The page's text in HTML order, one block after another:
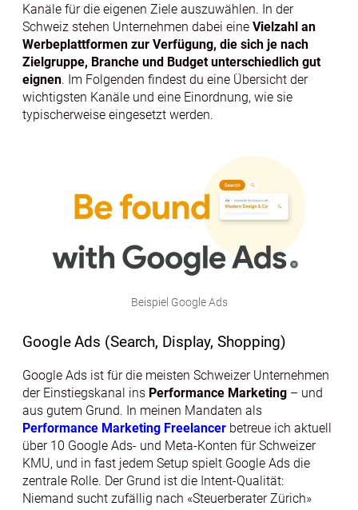
Kanäle für die eigenen Ziele auszuwählen. In der
Schweiz stehen Unternehmen dabei eine Vielzahl an
Werbeplattformen zur Verfügung, die sich je nach
Zielgruppe, Branche und Budget unterschiedlich gut
eignen. Im Folgenden findest du eine Übersicht der
wichtigsten Kanäle und eine Einordnung, wie sie
typischerweise eingesetzt werden.
Beispiel Google Ads
Google Ads (Search, Display, Shopping)
Google Ads ist für die meisten Schweizer Unternehmen
der Einstiegskanal ins Performance Marketing – und
aus gutem Grund. In meinen Mandaten als
Performance Marketing Freelancer betreue ich aktuell
über 10 Google Ads- und Meta-Konten für Schweizer
KMU, und in fast jedem Setup spielt Google Ads die
zentrale Rolle. Der Grund ist die Intent-Qualität:
Niemand sucht zufällig nach «Steuerberater Zürich»